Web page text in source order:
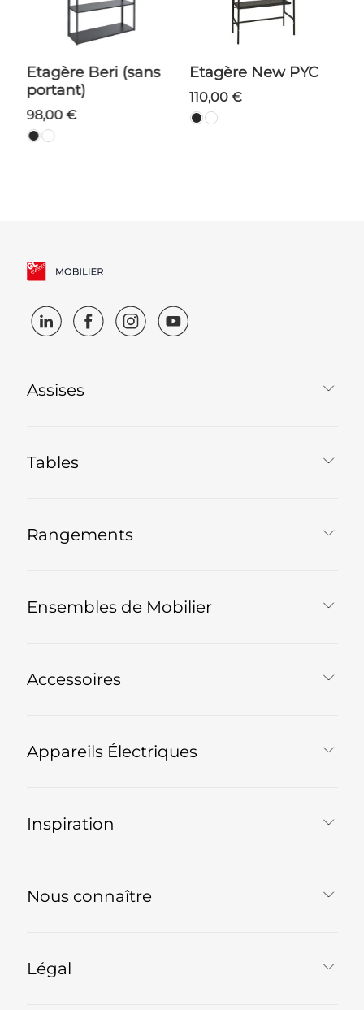
Etagère Beri (sans
portant)
98,00 €
Etagère New PYC
110,00 €
Assises
Tables
Rangements
Ensembles de Mobilier
Accessoires
Appareils Électriques
Inspiration
Nous connaître
Légal